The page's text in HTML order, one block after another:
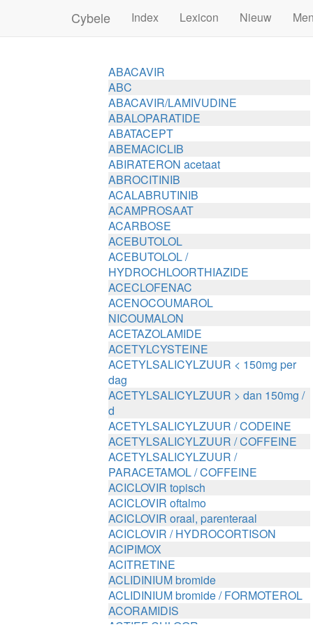
Cybele Index Lexicon Nieuw
ABACAVIR
ABC
ABACAVIR/LAMIVUDINE
ABALOPARATIDE
ABATACEPT
ABEMACICLIB
ABIRATERON acetaat
ABROCITINIB
ACALABRUTINIB
ACAMPROSAAT
ACARBOSE
ACEBUTOLOL
ACEBUTOLOL /
HYDROCHLOORTHIAZIDE
ACECLOFENAC
ACENOCOUMAROL
NICOUMALON
ACETAZOLAMIDE
ACETYLCYSTEINE
ACETYLSALICYLZUUR < 150mg per
dag
ACETYLSALICYLZUUR > dan 150mg /
d
ACETYLSALICYLZUUR / CODEINE
ACETYLSALICYLZUUR / COFFEINE
ACETYLSALICYLZUUR /
PARACETAMOL / COFFEINE
ACICLOVIR topisch
ACICLOVIR oftalmo
ACICLOVIR oraal, parenteraal
ACICLOVIR / HYDROCORTISON
ACIPIMOX
ACITRETINE
ACLIDINIUM bromide
ACLIDINIUM bromide / FORMOTEROL
ACORAMIDIS